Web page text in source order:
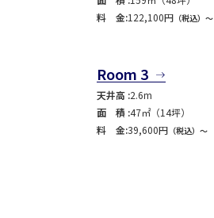
料 金:122,100円 （税込）〜
Room 3
天井高 :2.6m
面 積 :47㎡（14坪）
料 金:39,600円 （税込）〜